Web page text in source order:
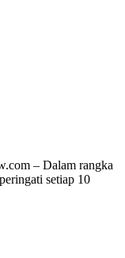
– Dalam rangka
setiap 10